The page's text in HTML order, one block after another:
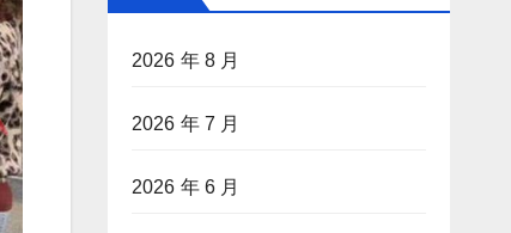
2026 年 8 月
2026 年 7 月
2026 年 6 月